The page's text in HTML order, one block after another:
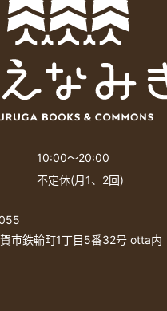
10:00〜20:00
不定休(月1、2回)
市鉄輪町1丁目5番32号 otta内